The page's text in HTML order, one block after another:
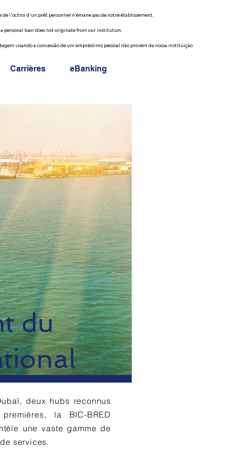
l'octroi d'un prêt personnel n’émane pas de notre établissement.
personal loan does not originate from our institution.
visando a concessão de um empréstimo pessoal não provém da nossa instituição.
Carrières eBanking
du
deux hubs reconnus
la BIC-BRED
une vaste gamme de
services.